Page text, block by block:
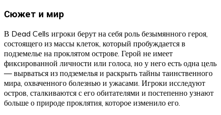
Сюжет и мир
В Dead Cells игроки берут на себя роль безымянного героя,
состоящего из массы клеток, который пробуждается в
подземелье на проклятом острове. Герой не имеет
фиксированной личности или голоса, но у него есть одна цель
— вырваться из подземелья и раскрыть тайны таинственного
мира, охваченного болезнью и ужасами. Игроки исследуют
остров, сталкиваются с его обитателями и постепенно узнают
больше о природе проклятия, которое изменило его.